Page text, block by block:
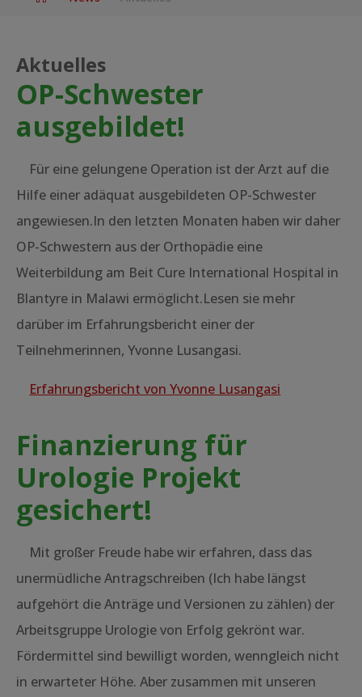
Aktuelles
OP-Schwester
ausgebildet!
Für eine gelungene Operation ist der Arzt auf die
Hilfe einer adäquat ausgebildeten OP-Schwester
angewiesen.In den letzten Monaten haben wir daher
OP-Schwestern aus der Orthopädie eine
Weiterbildung am Beit Cure International Hospital in
Blantyre in Malawi ermöglicht.Lesen sie mehr
darüber im Erfahrungsbericht einer der
Teilnehmerinnen, Yvonne Lusangasi.
Erfahrungsbericht von Yvonne Lusangasi
Finanzierung für
Urologie Projekt
gesichert!
Mit großer Freude habe wir erfahren, dass das
unermüdliche Antragschreiben (Ich habe längst
aufgehört die Anträge und Versionen zu zählen) der
Arbeitsgruppe Urologie von Erfolg gekrönt war.
Fördermittel sind bewilligt worden, wenngleich nicht
in erwarteter Höhe. Aber zusammen mit unseren